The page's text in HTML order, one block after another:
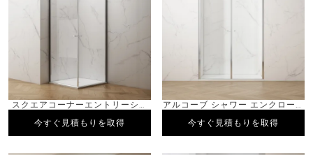
今すぐ見積もりを取得
スクエアコーナーエントリーシャ
ス2ピボットスイングドア
今すぐ見積もりを取得 今すぐ見積もりを取得
アルコーブ シャワー エンクロージ
イングドア
今すぐ見積もりを取得